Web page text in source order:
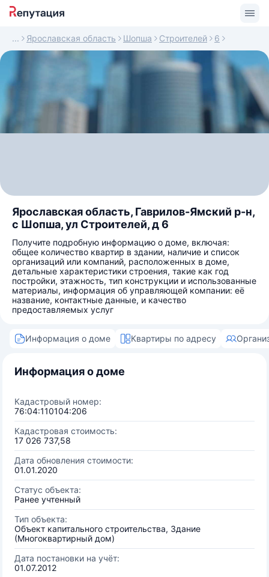
Ярославская область Шопша Строителей 6
Ярославская область, Гаврилов-Ямский р-н,
с Шопша, ул Строителей, д 6
Получите подробную информацию о доме, включая:
общее количество квартир в здании, наличие и список
организаций или компаний, расположенных в доме,
детальные характеристики строения, такие как год
постройки, этажность, тип конструкции и использованные
материалы, информация об управляющей компании: её
название, контактные данные, и качество
предоставляемых услуг
Информация о доме Квартиры по адресу
Информация о доме
Кадастровый номер:
76:04:110104:206
Кадастровая стоимость:
17 026 737,58
Дата обновления стоимости:
01.01.2020
Статус объекта:
Ранее учтенный
Тип объекта:
Объект капитального строительства, Здание
(Многоквартирный дом)
Дата постановки на учёт:
01.07.2012